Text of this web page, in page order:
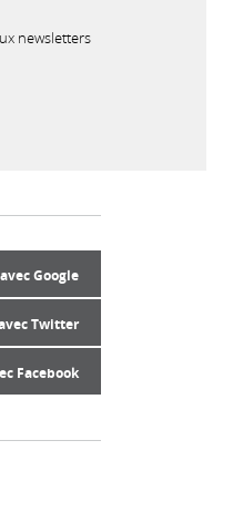
newsletters
Google
Twitter
Facebook